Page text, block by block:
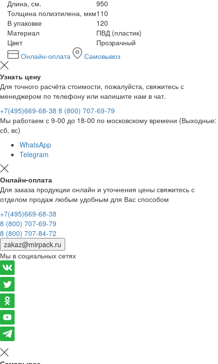
Длина, см.
950
Толщина полиэтилена, мкм110
В упаковке
120
Материал
ПВД (пластик)
Цвет
Прозрачный
Онлайн-оплата
Самовывоз
Узнать цену
Для точного расчёта стоимости, пожалуйста, свяжитесь с
менеджером по телефону или напишите нам в чат.
+7(495)669-68-38 8 (800) 707-69-79
Мы работаем с 9-00 до 18-00 по московскому времени (Выходные:
сб, вс)
WhatsApp
Telegram
Онлайн-оплата
Для заказа продукции онлайн и уточнения цены свяжитесь с
отделом продаж любым удобным для Вас способом
+7(495)669-68-38
8 (800) 707-69-79
8 (800) 707-84-72
zakaz@mirpack.ru
Мы в социальных сетях